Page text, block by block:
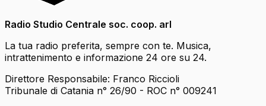
Radio Studio Centrale soc. coop. arl
La tua radio preferita, sempre con te. Musica,
intrattenimento e informazione 24 ore su 24.
Direttore Responsabile: Franco Riccioli
Tribunale di Catania n° 26/90 - ROC n° 009241